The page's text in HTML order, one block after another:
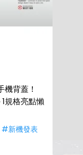
機背蓋！
規格亮點懶
#新機發表